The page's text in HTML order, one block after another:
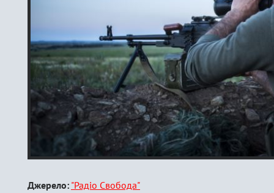
Джерело: "Радіо Свобода"